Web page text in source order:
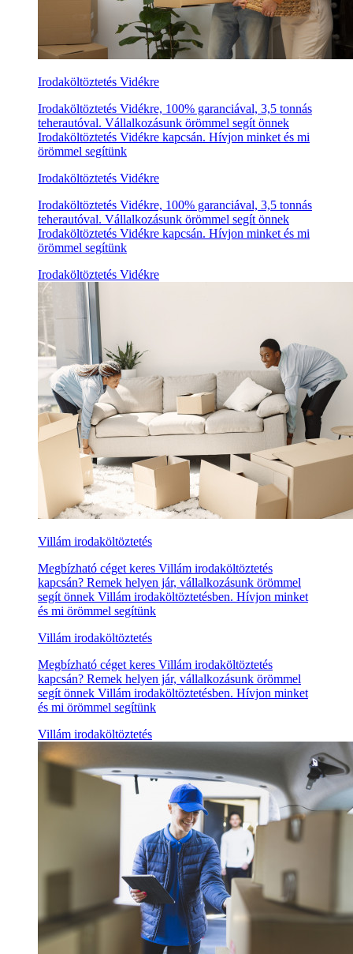
Irodaköltöztetés Vidékre
Irodaköltöztetés Vidékre, 100% garanciával, 3,5 tonnás
teherautóval. Vállalkozásunk örömmel segít önnek
Irodaköltöztetés Vidékre kapcsán. Hívjon minket és mi
örömmel segítünk
Irodaköltöztetés Vidékre
Irodaköltöztetés Vidékre, 100% garanciával, 3,5 tonnás
teherautóval. Vállalkozásunk örömmel segít önnek
Irodaköltöztetés Vidékre kapcsán. Hívjon minket és mi
örömmel segítünk
Irodaköltöztetés Vidékre
Villám irodaköltöztetés
Megbízható céget keres Villám irodaköltöztetés
kapcsán? Remek helyen jár, vállalkozásunk örömmel
segít önnek Villám irodaköltöztetésben. Hívjon minket
és mi örömmel segítünk
Villám irodaköltöztetés
Megbízható céget keres Villám irodaköltöztetés
kapcsán? Remek helyen jár, vállalkozásunk örömmel
segít önnek Villám irodaköltöztetésben. Hívjon minket
és mi örömmel segítünk
Villám irodaköltöztetés